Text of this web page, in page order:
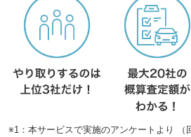
※1：本サービスで実施のアンケートより （